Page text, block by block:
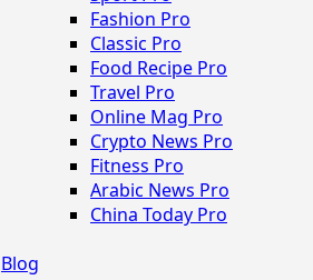
Fashion Pro
Classic Pro
Food Recipe Pro
Travel Pro
Online Mag Pro
Crypto News Pro
Fitness Pro
Arabic News Pro
China Today Pro
Blog